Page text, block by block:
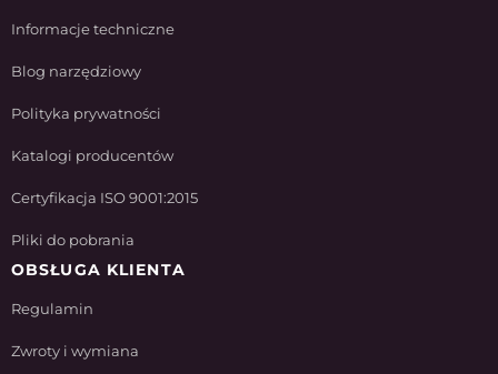
Informacje techniczne
Blog narzędziowy
Polityka prywatności
Katalogi producentów
Certyfikacja ISO 9001:2015
Pliki do pobrania
OBSŁUGA KLIENTA
Regulamin
Zwroty i wymiana